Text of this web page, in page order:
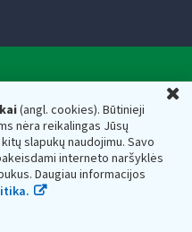
(angl. cookies). Būtinieji
nėra reikalingas Jūsų
slapukų naudojimu. Savo
interneto naršyklės
Daugiau informacijos
— 188659752,
Vilnius, Lietuva, el.paštas:
188659752
prie Lietuvos
ir saugomi Juridinių